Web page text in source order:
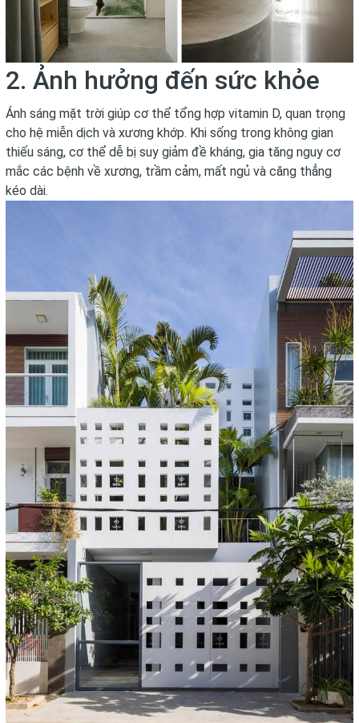
2. Ảnh hưởng đến sức khỏe
Ánh sáng mặt trời giúp cơ thể tổng hợp vitamin D, quan trọng
cho hệ miễn dịch và xương khớp. Khi sống trong không gian
thiếu sáng, cơ thể dễ bị suy giảm đề kháng, gia tăng nguy cơ
mắc các bệnh về xương, trầm cảm, mất ngủ và căng thẳng
kéo dài.